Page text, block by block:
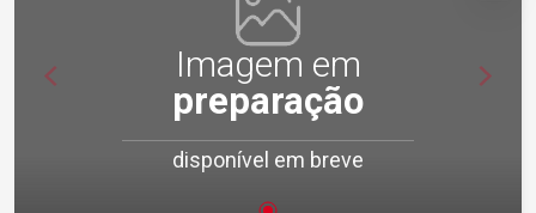
Imagem em
preparação
disponível em breve